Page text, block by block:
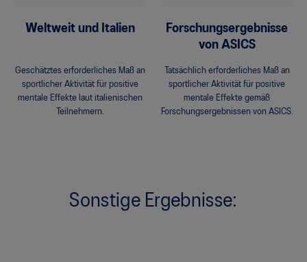
Weltweit und Italien
Geschätztes erforderliches Maß an
sportlicher Aktivität für positive
mentale Effekte laut italienischen
Teilnehmern.
Forschungsergebnisse
von ASICS
Tatsächlich erforderliches Maß an
sportlicher Aktivität für positive
mentale Effekte gemäß
Forschungsergebnissen von ASICS.
Sonstige Ergebnisse: